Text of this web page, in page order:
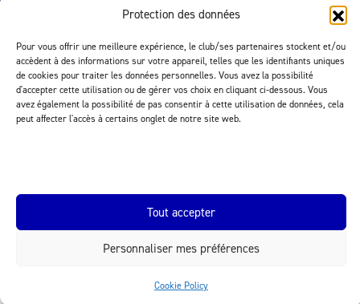
Protection des données
Pour vous offrir une meilleure expérience, le club/ses partenaires stockent et/ou
accèdent à des informations sur votre appareil, telles que les identifiants uniques
de cookies pour traiter les données personnelles. Vous avez la possibilité
d'accepter cette utilisation ou de gérer vos choix en cliquant ci-dessous. Vous
avez également la possibilité de pas consentir à cette utilisation de données, cela
peut affecter l'accès à certains onglet de notre site web.
Tout accepter
Personnaliser mes préférences
Cookie Policy
© Lausanne Sport Football Club 2026
Réalisation MTM Agency
INEOS.COM